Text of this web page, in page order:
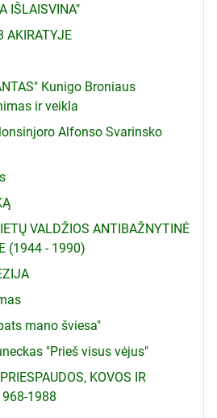
IŠLAISVINA"
AKIRATYJE
Kunigo Broniaus
ir veikla
Alfonso Svarinsko
VALDŽIOS ANTIBAŽNYTINĖ
(1944 - 1990)
mano šviesa"
"Prieš visus vėjus"
KOVOS IR
1988